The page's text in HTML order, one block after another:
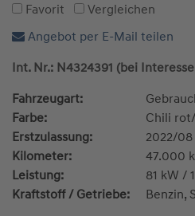
Favorit
Vergleichen
Angebot per E-Mail teilen
Int. Nr.: N4324391 (bei
Fahrzeugart:
Farbe:
Chili
Erstzulassung:
2022/08
Kilometer:
47.000
Leistung:
81 kW /
Kraftstoff / Getriebe:
Benzin,